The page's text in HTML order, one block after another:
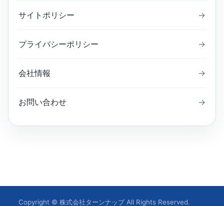
サイトポリシー →
プライバシーポリシー →
会社情報 →
お問い合わせ →
Copyright © 株式会社ターンナップ All Rights Reserved.